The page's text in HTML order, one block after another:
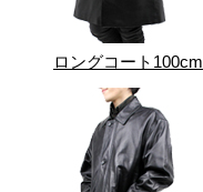
ロングコート100cm